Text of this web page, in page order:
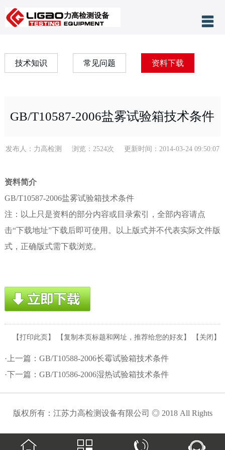
网站首页
客户案例
技术支持
联系我们
技术知识 常见问题 资料下载
GB/T10587-2006盐雾试验箱技术条件
发布人：力高检测 浏览：2524次 更新时间：2014-03-24 09:50:07
资料简介
GB/T10587-2006盐雾试验箱技术条件
注：以上只是资料的部分内容或目录索引，全部内容请点
击“下载地址”下载后即可使用。以上版式并不代表实际文件版
式，正确版式需下载浏览。
【打印此页 】 【复制本页标题和网址，推荐给您的好友】 【 关闭 】
·上一篇： GB/T10588-2006长霉试验箱技术条件
·下一篇： GB/T10586-2006湿热试验箱技术条件
版权所有：江苏力高检测设备有限公司 ◎ 2018 All Rights